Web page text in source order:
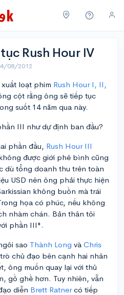
Rush Hour IV
08/2012
loạt phim Rush Hour I, II,
cột rằng ông sẽ tiếp tục
suốt 14 năm qua này.
III như dự định ban đầu?
phần đầu, Rush Hour III
được giới phê bình cũng
dù tổng doanh thu trên toàn
USD nên ông phải thực hiện
không buồn mà trái
họa có phúc, nếu không
nhàm chán. Bản thân tôi
phần III".
sao Thành Long và Chris
chủ đạo bên cạnh hai nhân
ông muốn quay lại với thủ
gồ ghề hơn. Tuy nhiên, vẫn
diễn Brett Ratnercó tiếp